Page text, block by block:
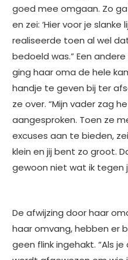
goed mee omgaan. Zo
en zei: ‘Hier voor je slanke
realiseerde toen al wel
bedoeld was.” Een
ging haar oma de hele
handje te geven bij ter
ze over. “Mijn vader zag
aangesproken. Toen ze
excuses aan te bieden,
klein en jij bent zo groot.
gewoon niet wat ik tegen
De afwijzing door haar
haar omvang, hebben er
geen flink ingehakt. “Als